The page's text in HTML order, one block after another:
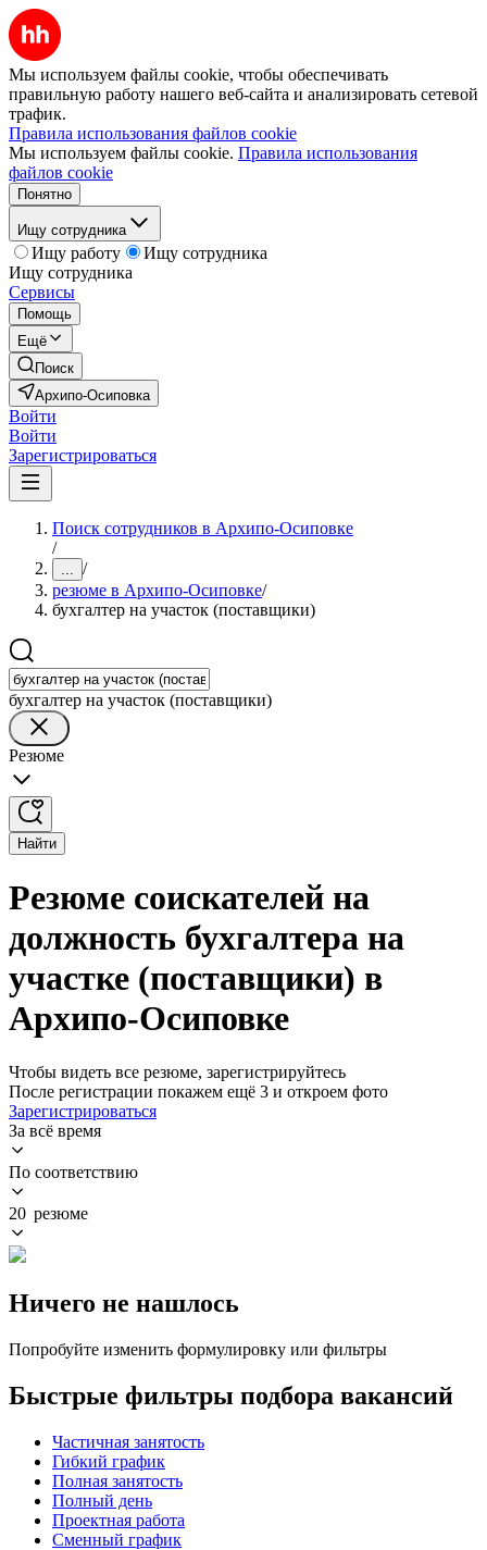
Мы используем файлы cookie, чтобы обеспечивать
правильную работу нашего веб-сайта и анализировать сетевой
трафик.
Правила использования файлов cookie
Мы используем файлы cookie. Правила использования
файлов cookie
Понятно
Ищу сотрудника
Ищу работу
Ищу сотрудника
Ищу сотрудника
Сервисы
Помощь
Ещё
Поиск
Архипо-Осиповка
Войти
Войти
Зарегистрироваться
Поиск сотрудников в Архипо-Осиповке
/
... /
резюме в Архипо-Осиповке/
бухгалтер на участок (поставщики)
бухгалтер на участок (поставщики)
Резюме
Найти
Резюме соискателей на
должность бухгалтера на
участке (поставщики) в
Архипо-Осиповке
Чтобы видеть все резюме, зарегистрируйтесь
После регистрации покажем ещё 3 и откроем фото
Зарегистрироваться
За всё время
По соответствию
20 резюме
Ничего не нашлось
Попробуйте изменить формулировку или фильтры
Быстрые фильтры подбора вакансий
Частичная занятость
Гибкий график
Полная занятость
Полный день
Проектная работа
Сменный график